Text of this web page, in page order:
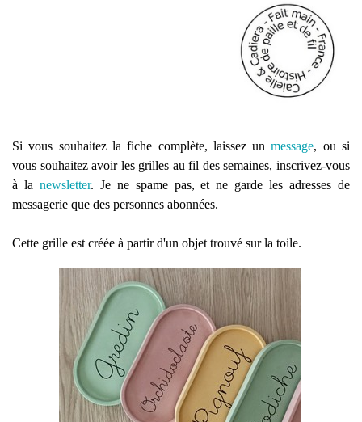
Si vous souhaitez la fiche complète, laissez unmessage, ou si
vous souhaitez avoir les grilles au fil des semaines, inscrivez-vous
à la newsletter. Je ne spame pas, et ne garde les adresses de
messagerie que des personnes abonnées.
Cette grille est créée à partir d'un objet trouvé sur la toile.